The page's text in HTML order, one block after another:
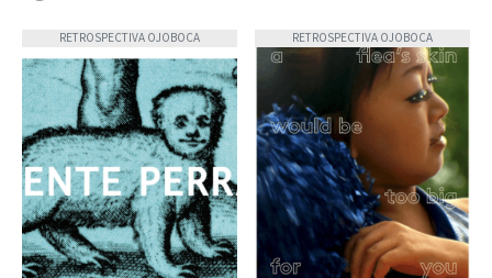
RETROSPECTIVA OJOBOCA RETROSPECTIVA OJOBOCA